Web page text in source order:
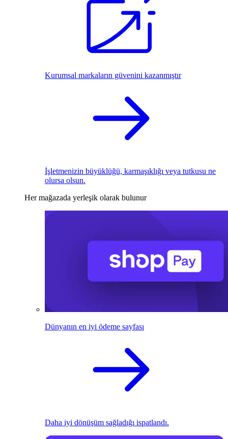
Kurumsal markaların güvenini kazanmıştır
İşletmenizin büyüklüğü, karmaşıklığı veya tutkusu ne
olursa olsun.
Her mağazada yerleşik olarak bulunur
Dünyanın en iyi ödeme sayfası
Daha iyi dönüşüm sağladığı ispatlandı.